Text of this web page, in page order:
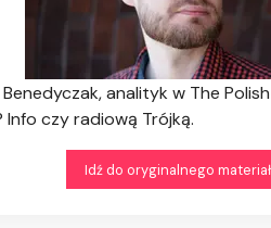
analityk w The
Info czy radiową Trójką.
Idź do oryginalnego